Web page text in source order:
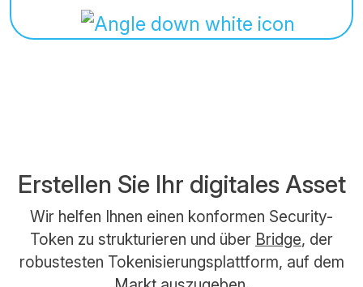
Erstellen Sie Ihr digitales Asset
Wir helfen Ihnen einen konformen Security-
Token zu strukturieren und über Bridge, der
robustesten Tokenisierungsplattform, auf dem